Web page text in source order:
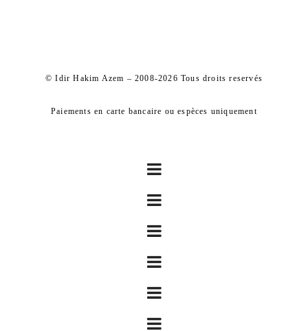
© Idir Hakim Azem – 2008-2026 Tous droits reservés
Paiements en carte bancaire ou espèces uniquement